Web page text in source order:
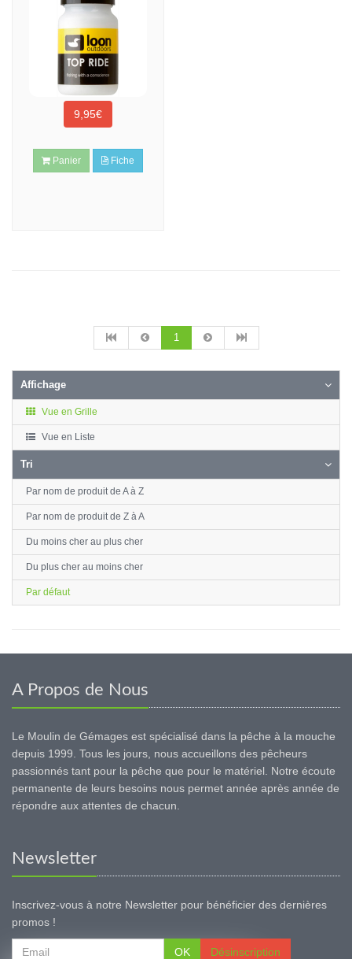
9,95€
Panier Fiche
1
Affichage
Vue en Grille
Vue en Liste
Tri
Par nom de produit de A à Z
Par nom de produit de Z à A
Du moins cher au plus cher
Du plus cher au moins cher
Par défaut
A Propos de Nous
Le Moulin de Gémages est spécialisé dans la pêche à la mouche
depuis 1999. Tous les jours, nous accueillons des pêcheurs
passionnés tant pour la pêche que pour le matériel. Notre écoute
permanente de leurs besoins nous permet année après année de
répondre aux attentes de chacun.
Newsletter
Inscrivez-vous à notre Newsletter pour bénéficier des dernières
promos !
OK Désinscription